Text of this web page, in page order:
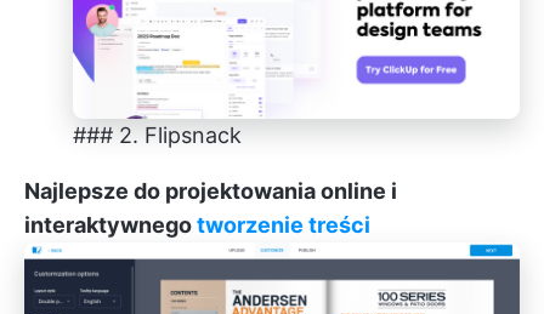
### 2. Flipsnack
Najlepsze do projektowania online i
interaktywnegotworzenie treści